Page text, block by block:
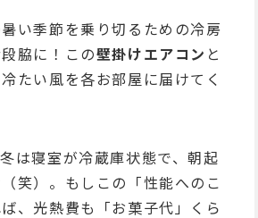
い季節を乗り切るための冷房
脇に！この壁掛けエアコン と
たい風を各お部屋に届けてく
は寝室が冷蔵庫状態で、朝起
笑）。もしこの「性能へのこ
、光熱費も「お菓子代」くら